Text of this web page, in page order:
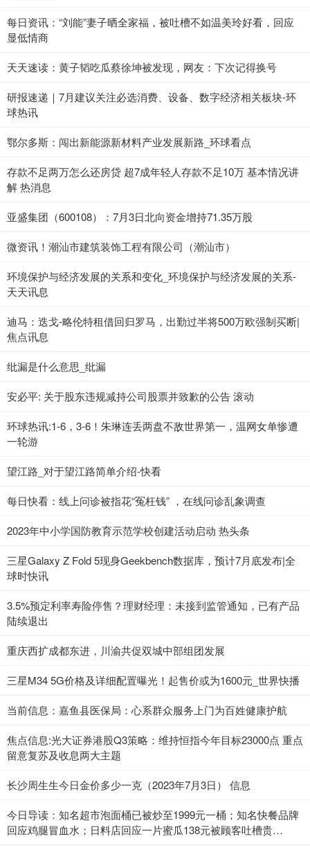
每日资讯：“刘能”妻子晒全家福，被吐槽不如温美玲好看，回应
显低情商
天天速读：黄子韬吃瓜蔡徐坤被发现，网友：下次记得换号
研报速递｜7月建议关注必选消费、设备、数字经济相关板块-环
球热讯
鄂尔多斯：闯出新能源新材料产业发展新路_环球看点
存款不足两万怎么还房贷 超7成年轻人存款不足10万 基本情况讲
解 热消息
亚盛集团（600108）：7月3日北向资金增持71.35万股
微资讯！潮汕市建筑装饰工程有限公司（潮汕市）
环境保护与经济发展的关系和变化_环境保护与经济发展的关系-
天天讯息
迪马：迭戈-略伦特租借回归罗马，出勤过半将500万欧强制买断|
焦点讯息
纰漏是什么意思_纰漏
安必平: 关于股东违规减持公司股票并致歉的公告 滚动
环球热讯:1-6，3-6！朱琳连丢两盘不敌世界第一，温网女单惨遭
一轮游
望江路_对于望江路简单介绍-快看
每日快看：线上问诊被指花“冤枉钱” ，在线问诊乱象调查
2023年中小学国防教育示范学校创建活动启动 热头条
三星Galaxy Z Fold 5现身Geekbench数据库，预计7月底发布|全
球时快讯
3.5%预定利率寿险停售？理财经理：未接到监管通知，已有产品
陆续退出
重庆西扩成都东进，川渝共促双城中部组团发展
三星M34 5G价格及详细配置曝光！起售价或为1600元_世界快播
当前信息：嘉鱼县医保局：心系群众服务上门为百姓健康护航
焦点信息:光大证券港股Q3策略：维持恒指今年目标23000点 重点
留意复苏及收息两大主题
长沙周生生今日金价多少一克（2023年7月3日） 信息
今日导读：知名超市泡面桶已被炒至1999元一桶；知名快餐品牌
回应鸡腿冒血水；日料店回应一片蜜瓜138元被顾客吐槽贵